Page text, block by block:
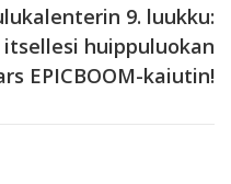
9. luukku:
huippuluokan
EPICBOOM-kaiutin!